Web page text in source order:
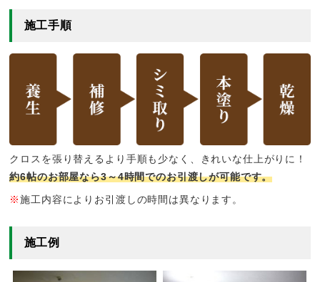
施工手順
クロスを張り替えるより手順も少なく、きれいな仕上がりに！
約6帖のお部屋なら3～4時間でのお引渡しが可能です。
※施工内容によりお引渡しの時間は異なります。
施工例